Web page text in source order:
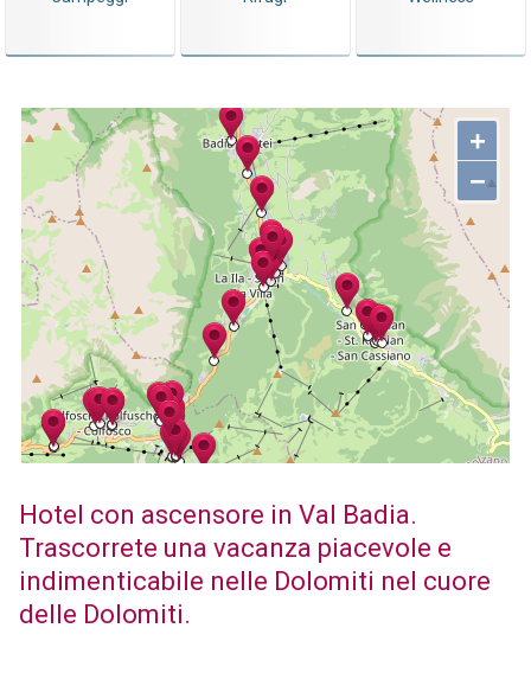
+
−
Hotel con ascensore in Val Badia.
Trascorrete una vacanza piacevole e
indimenticabile nelle Dolomiti nel cuore
delle Dolomiti.